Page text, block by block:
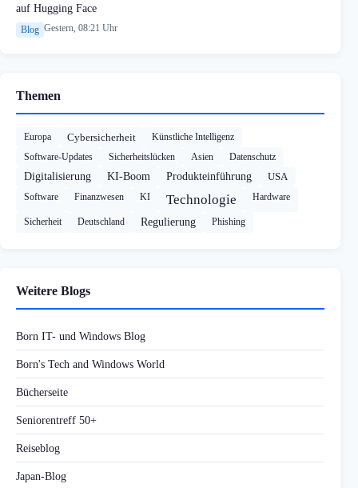
auf Hugging Face
Blog Gestern, 08:21 Uhr
Themen
Europa Cybersicherheit
Künstliche Intelligenz
Software-Updates
Sicherheitslücken Asien Datenschutz
Digitalisierung KI-Boom Produkteinführung USA
Software Finanzwesen KI Technologie Hardware
Sicherheit Deutschland Regulierung Phishing
Weitere Blogs
Born IT- und Windows Blog
Born's Tech and Windows World
Bücherseite
Seniorentreff 50+
Reiseblog
Japan-Blog